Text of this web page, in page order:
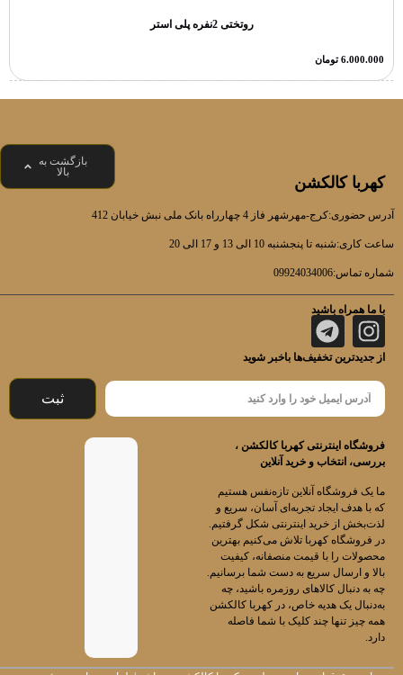
روتختی 2نفره پلی استر
6.000.000 تومان
بازگشت به
بالا
کهربا کالکشن
آدرس حضوری:کرج-مهرشهر فاز 4 چهارراه بانک ملی نبش خیابان 412
ساعت کاری:شنبه تا پنجشنبه 10 الی 13 و 17 الی 20
شماره تماس:09924034006
با ما همراه باشید
از جدیدترین تخفیف‌ها باخبر شوید
ثبت
فروشگاه اینترنتی کهربا کالکشن ،
بررسی، انتخاب و خرید آنلاین
ما یک فروشگاه آنلاین تازه‌نفس هستیم
که با هدف ایجاد تجربه‌ای آسان، سریع و
لذت‌بخش از خرید اینترنتی شکل گرفتیم.
در فروشگاه کهربا تلاش می‌کنیم بهترین
محصولات را با قیمت منصفانه، کیفیت
بالا و ارسال سریع به دست شما برسانیم.
چه به دنبال کالاهای روزمره باشید، چه
به‌دنبال یک هدیه خاص، در کهربا کالکشن
همه چیز تنها چند کلیک با شما فاصله
دارد.